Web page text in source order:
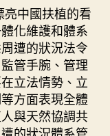
狀
況
法
典
編
輯〉
中
亮中國扶植的看
化維護和體系
遭的狀況法令
管手腕、管理
立法情勢、立
方面表現全體
與天然協調共
的狀況體系管